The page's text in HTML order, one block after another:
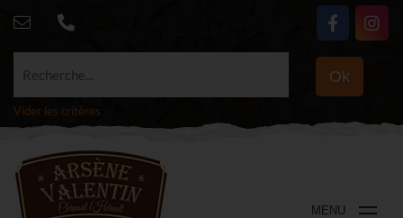
Recherche... Ok
Vider les critères
MENU